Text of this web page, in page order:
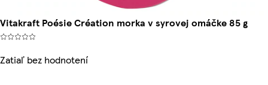
Vitakraft Poésie Création morka v syrovej omáčke 85 g
Zatiaľ bez hodnotení